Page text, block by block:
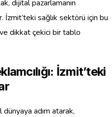
dijital pazarlamanın
İzmit’teki sağlık sektörü için bu
dikkat çekici bir tablo
İzmit’teki
adım atarak,